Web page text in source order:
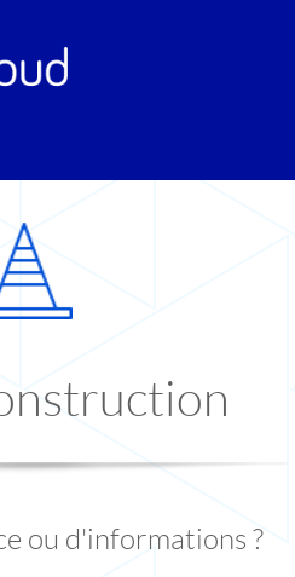
ou d'informations ?